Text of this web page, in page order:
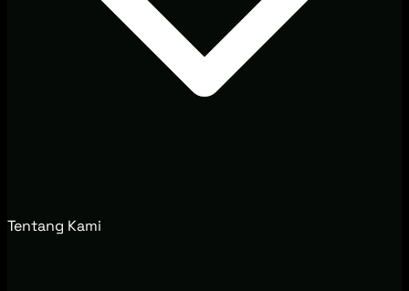
Tentang Kami